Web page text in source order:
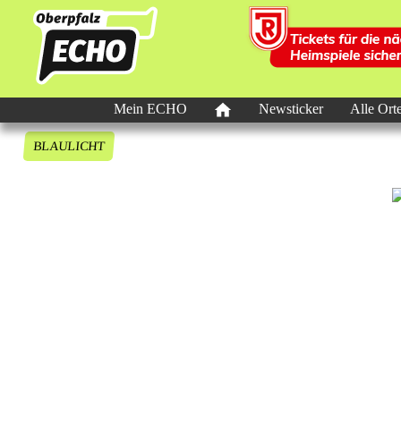
Mein ECHO Newsticker Alle
BLAULICHT